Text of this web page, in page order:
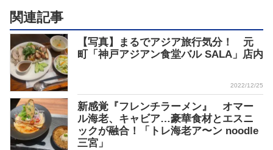
関連記事
【写真】まるでアジア旅行気分！ 元
町「神戸アジアン食堂バル SALA」店内
2022/12/25
新感覚『フレンチラーメン』 オマー
ル海老、キャビア…豪華食材とエスニ
ックが融合！「トレ海老ア〜ン noodle
三宮」